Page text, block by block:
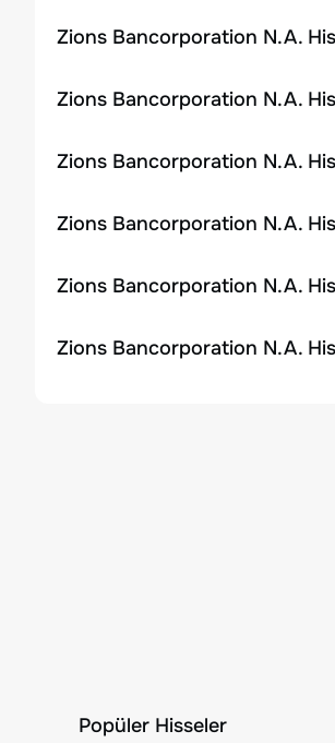
Zions Bancorporation N.A.
Zions Bancorporation N.A.
Zions Bancorporation N.A.
Zions Bancorporation N.A.
Zions Bancorporation N.A.
Zions Bancorporation N.A.
Popüler Hisseler